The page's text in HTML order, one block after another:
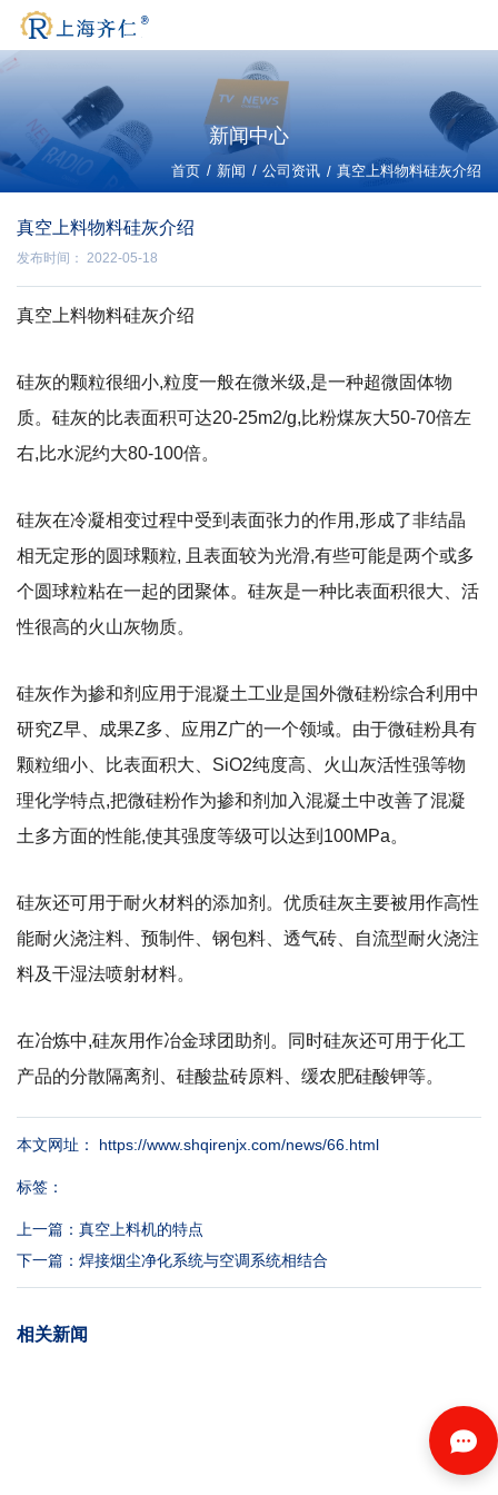
新闻中心
首页 / 新闻 / 公司资讯 / 真空上料物料硅灰介绍
真空上料物料硅灰介绍
发布时间： 2022-05-18
真空上料物料硅灰介绍
硅灰的颗粒很细小,粒度一般在微米级,是一种超微固体物
质。硅灰的比表面积可达20-25m2/g,比粉煤灰大50-70倍左
右,比水泥约大80-100倍。
硅灰在冷凝相变过程中受到表面张力的作用,形成了非结晶
相无定形的圆球颗粒, 且表面较为光滑,有些可能是两个或多
个圆球粒粘在一起的团聚体。硅灰是一种比表面积很大、活
性很高的火山灰物质。
硅灰作为掺和剂应用于混凝土工业是国外微硅粉综合利用中
研究Z早、成果Z多、应用Z广的一个领域。由于微硅粉具有
颗粒细小、比表面积大、SiO2纯度高、火山灰活性强等物
理化学特点,把微硅粉作为掺和剂加入混凝土中改善了混凝
土多方面的性能,使其强度等级可以达到100MPa。
硅灰还可用于耐火材料的添加剂。优质硅灰主要被用作高性
能耐火浇注料、预制件、钢包料、透气砖、自流型耐火浇注
料及干湿法喷射材料。
在冶炼中,硅灰用作冶金球团助剂。同时硅灰还可用于化工
产品的分散隔离剂、硅酸盐砖原料、缓农肥硅酸钾等。
本文网址： https://www.shqirenjx.com/news/66.html
标签：
上一篇： 真空上料机的特点
下一篇： 焊接烟尘净化系统与空调系统相结合
相关新闻